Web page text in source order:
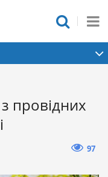
провідних
97